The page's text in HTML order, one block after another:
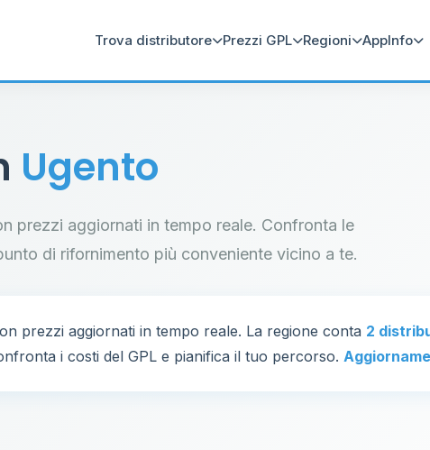
Trova distributore Prezzi GPL Regioni AppInfo
Ugento
prezzi aggiornati in tempo reale. Confronta le
di rifornimento più conveniente vicino a te.
prezzi aggiornati in tempo reale. La regione conta 2
i costi del GPL e pianifica il tuo percorso.